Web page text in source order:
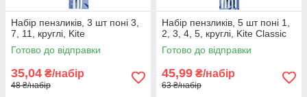
Набір пензликів, 3 шт поні 3,
7, 11, круглі, Kite
Готово до відправки
35,04 ₴/набір
48 ₴/набір
Набір пензликів, 5 шт поні 1,
2, 3, 4, 5, круглі, Kite Classic
Готово до відправки
45,99 ₴/набір
63 ₴/набір